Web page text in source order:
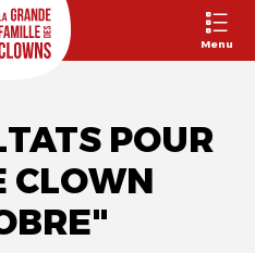
Menu
POUR
CLOWN